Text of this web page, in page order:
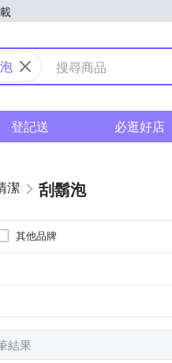
中心
登記送 必逛好店
潔 刮鬍泡
其他品牌
結果